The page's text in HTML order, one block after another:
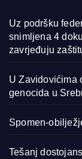
Uz podršku
snimljena 4
zavrjeđuju
U Zavidovićima
genocida u
Spomen-
Tešanj